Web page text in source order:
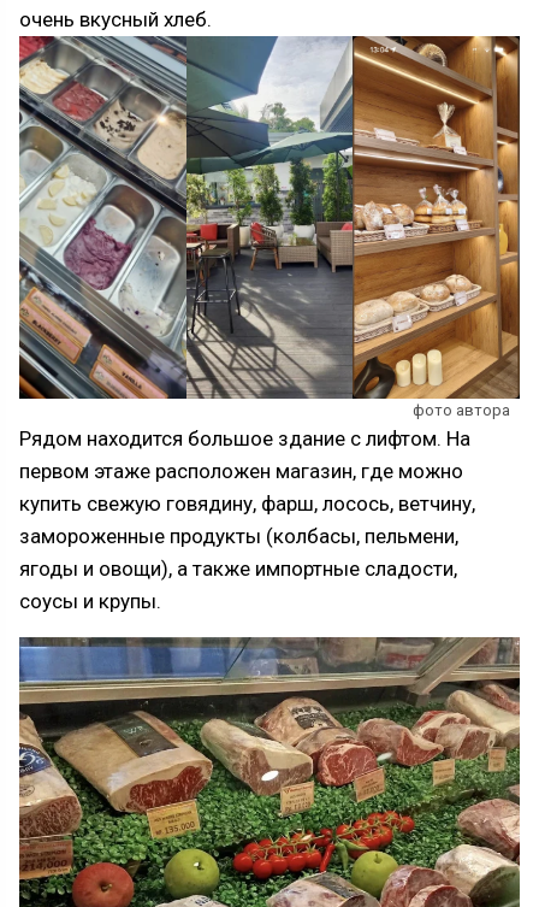
очень вкусный хлеб.
фото автора
Рядом находится большое здание с лифтом. На
первом этаже расположен магазин, где можно
купить свежую говядину, фарш, лосось, ветчину,
замороженные продукты (колбасы, пельмени,
ягоды и овощи), а также импортные сладости,
соусы и крупы.